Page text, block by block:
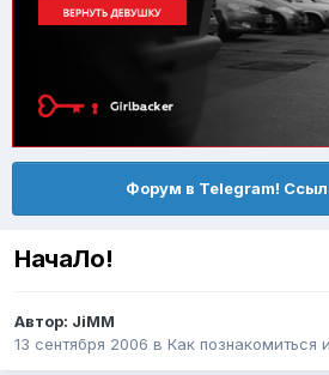
Форум в Telegram!
НачаЛо!
Автор: JiMM
13 сентября 2006 в Как познакомиться